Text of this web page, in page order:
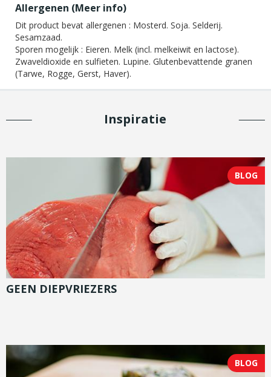
Allergenen (Meer info)
Dit product bevat allergenen : Mosterd. Soja. Selderij.
Sesamzaad.
Sporen mogelijk : Eieren. Melk (incl. melkeiwit en lactose).
Zwaveldioxide en sulfieten. Lupine. Glutenbevattende granen
(Tarwe, Rogge, Gerst, Haver).
Inspiratie
BLOG
GEEN DIEPVRIEZERS
BLOG